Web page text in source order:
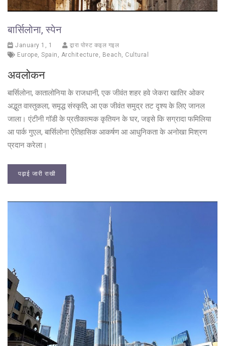
बार्सिलोना, स्पेन
January 1, 1
द्वारा पोस्ट कइल गइल
Europe, Spain , Architecture, Beach, Cultural
अवलोकन
बार्सिलोना, कातालोनिया के राजधानी, एक जीवंत शहर हवे जेकरा खातिर ओकर
अद्भुत वास्तुकला, समृद्ध संस्कृति, आ एक जीवंत समुद्र तट दृश्य के लिए जानल
जाला। एंटीनी गॉडी के प्रतीकात्मक कृतियन के घर, जइसे कि सग्रादा फमिलिया
आ पार्क गुएल, बार्सिलोना ऐतिहासिक आकर्षण आ आधुनिकता के अनोखा मिश्रण
प्रदान करेला।
पढ़ाई जारी राखी